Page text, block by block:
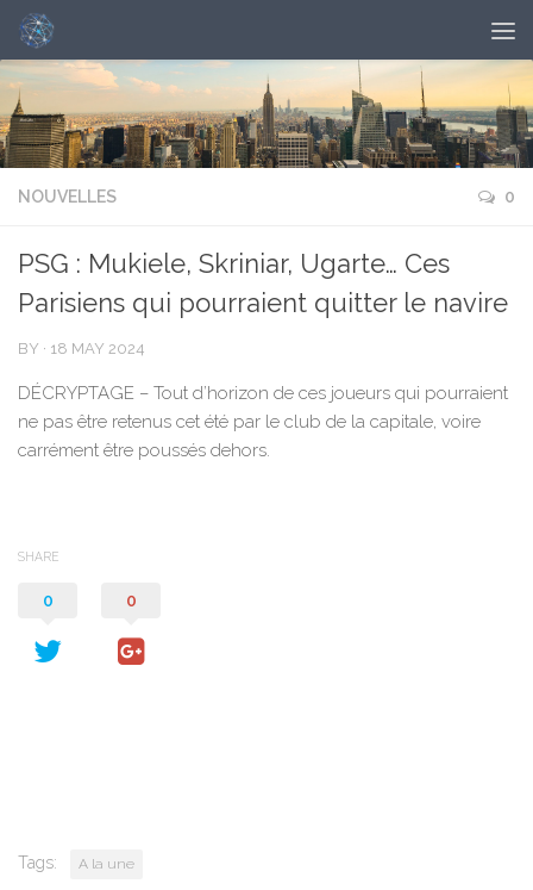
NOUVELLES 0
PSG : Mukiele, Skriniar, Ugarte… Ces
Parisiens qui pourraient quitter le navire
BY · 18 MAY 2024
DÉCRYPTAGE – Tout d’horizon de ces joueurs qui pourraient
ne pas être retenus cet été par le club de la capitale, voire
carrément être poussés dehors.
SHARE
0 0
Tags: A la une